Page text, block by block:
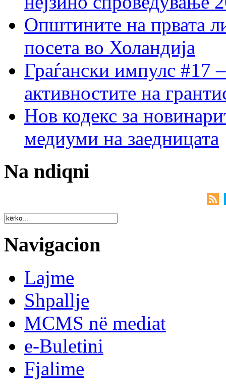
Општините на првата
посета во Холандија
Граѓански импулс #17
активностите на
Нов кодекс за
медиуми на заедницата
Na ndiqni
Navigacion
Lajme
Shpallje
MCMS në mediat
e-Buletini
Fjalime